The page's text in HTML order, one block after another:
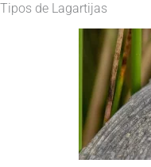
Tipos de Lagartijas